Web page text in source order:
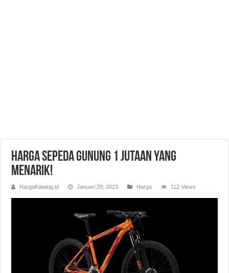
Harga Sepeda Gunung 1 Jutaan yang
Menarik!
HargaKatalog.id Januari 29, 2023 Harga 112 Views